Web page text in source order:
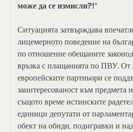
може да се измисли?!“
Ситуацията затвърждава
лицемерното поведение на
по отношение обещаните
връзка с плащанията по ПВУ. От
европейските партньори се
заинтересованост към предмета
същото време истинските
единици депутати от
обект на обиди, подигравки и